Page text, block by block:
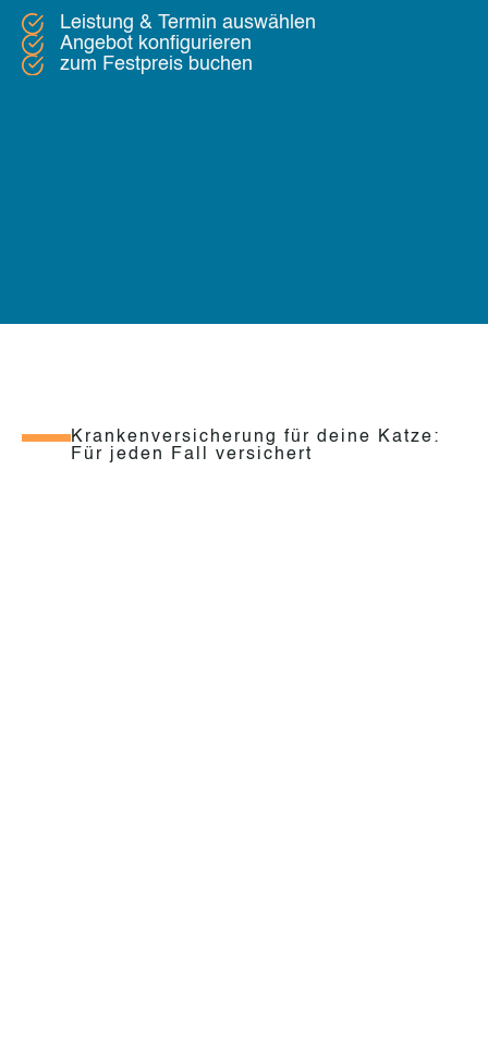
Leistung & Termin auswählen
Angebot konfigurieren
zum Festpreis buchen
Krankenversicherung für deine Katze:
Für jeden Fall versichert